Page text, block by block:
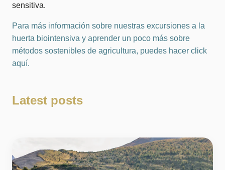
sensitiva.
Para más información sobre nuestras excursiones a la
huerta biointensiva y aprender un poco más sobre
métodos sostenibles de agricultura, puedes hacer click
aquí.
Latest posts